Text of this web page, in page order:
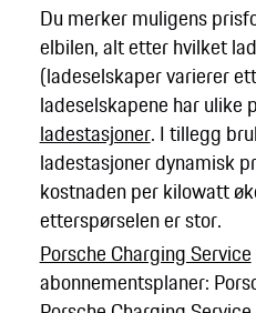
Du merker muligens
elbilen, alt etter hvilket
(ladeselskaper varierer
ladeselskapene har ulike
ladestasjoner. I tillegg
ladestasjoner dynamisk
kostnaden per kilowatt
etterspørselen er stor.
Porsche Charging Service
abonnementsplaner: